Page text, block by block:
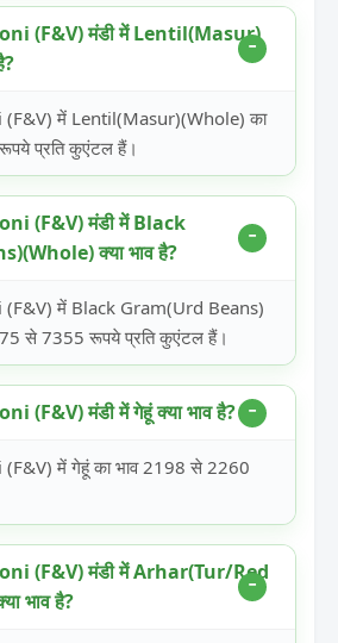
(F&V) मंडी में Lentil(Masur)
में Lentil(Masur)(Whole) का
प्रति कुएंटल हैं।
(F&V) मंडी में Black
क्या भाव है?
में Black Gram(Urd Beans)
से 7355 रूपये प्रति कुएंटल हैं।
(F&V) मंडी में गेहूं क्या भाव है?
में गेहूं का भाव 2198 से 2260
(F&V) मंडी में Arhar(Tur/Red
भाव है?